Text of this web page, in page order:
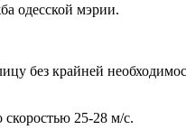
одесской мэрии.
без крайней
25-28 м/с.